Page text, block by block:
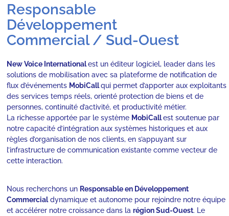
Responsable
Développement
Commercial / Sud-Ouest
New Voice Internationalest un éditeur logiciel, leader dans les
solutions de mobilisation avec sa plateforme de notification de
flux d’événements MobiCallqui permet d’apporter aux exploitants
des services temps réels, orienté protection de biens et de
personnes, continuité d’activité, et productivité métier.
La richesse apportée par le système MobiCallest soutenue par
notre capacité d’intégration aux systèmes historiques et aux
règles d’organisation de nos clients, en s’appuyant sur
l’infrastructure de communication existante comme vecteur de
cette interaction.
Nous recherchons un Responsable en Développement
Commercialdynamique et autonome pour rejoindre notre équipe
et accélérer notre croissance dans la région Sud-Ouest. Le